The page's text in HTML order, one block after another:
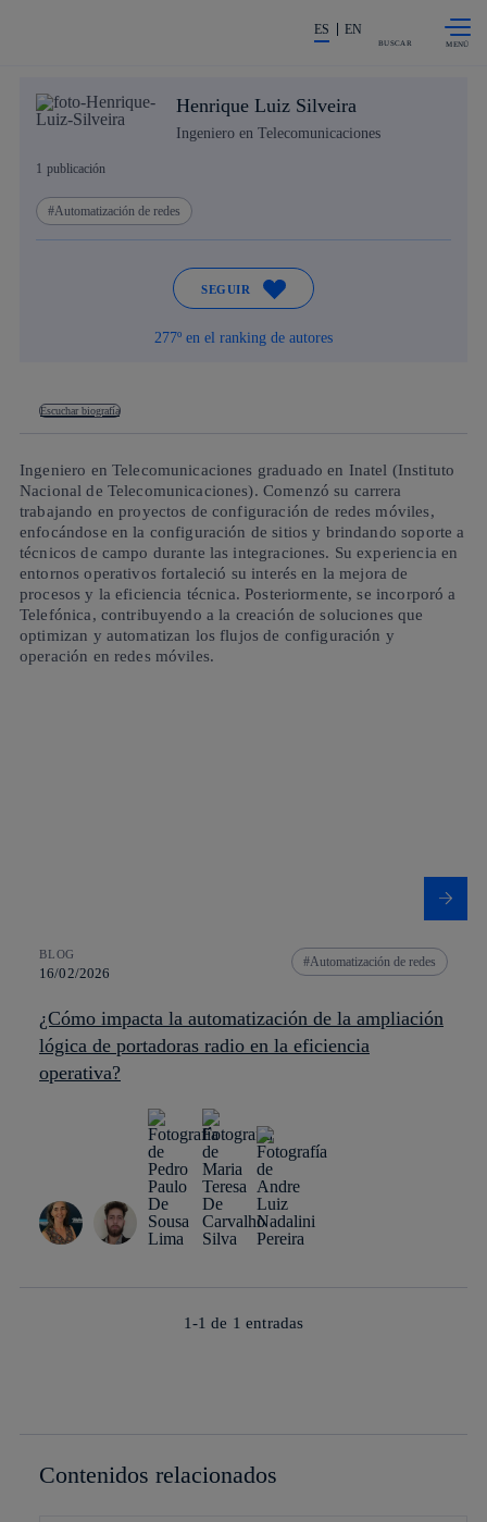
La acción en accionistas e
ES EN
BUSCAR
Henrique Luiz Silveira
Ingeniero en Telecomunicaciones
1 publicación
Automatización de redes
SEGUIR
277º en el ranking de autores
Escuchar biografía
Ingeniero en Telecomunicaciones graduado en Inatel (Instituto
Nacional de Telecomunicaciones). Comenzó su carrera
trabajando en proyectos de configuración de redes móviles,
enfocándose en la configuración de sitios y brindando soporte a
técnicos de campo durante las integraciones. Su experiencia en
entornos operativos fortaleció su interés en la mejora de
procesos y la eficiencia técnica. Posteriormente, se incorporó a
Telefónica, contribuyendo a la creación de soluciones que
optimizan y automatizan los flujos de configuración y
operación en redes móviles.
BLOG
16/02/2026
Automatización de redes
¿Cómo impacta la automatización de la ampliación
lógica de portadoras radio en la eficiencia
operativa?
1-1 de 1 entradas
Contenidos relacionados